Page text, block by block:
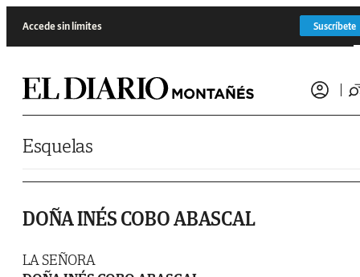
Accede sin límites Suscríbete
Esquelas
DOÑA INÉS COBO ABASCAL
LA SEÑORA